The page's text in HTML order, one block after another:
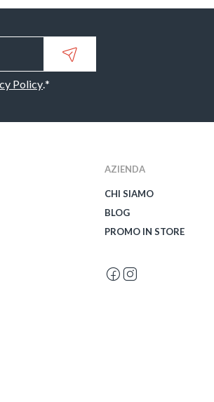
Policy.*
AZIENDA
CHI SIAMO
BLOG
PROMO IN STORE